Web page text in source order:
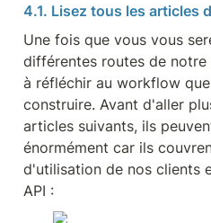
4.1. Lisez tous les articles
Une fois que vous vous
différentes routes de notre
à réfléchir au workflow
construire. Avant d'aller
articles suivants, ils
énormément car ils
d'utilisation de nos clients
API :